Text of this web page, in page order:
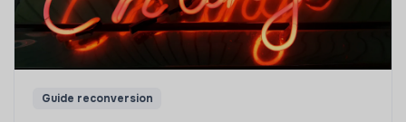
Guide reconversion